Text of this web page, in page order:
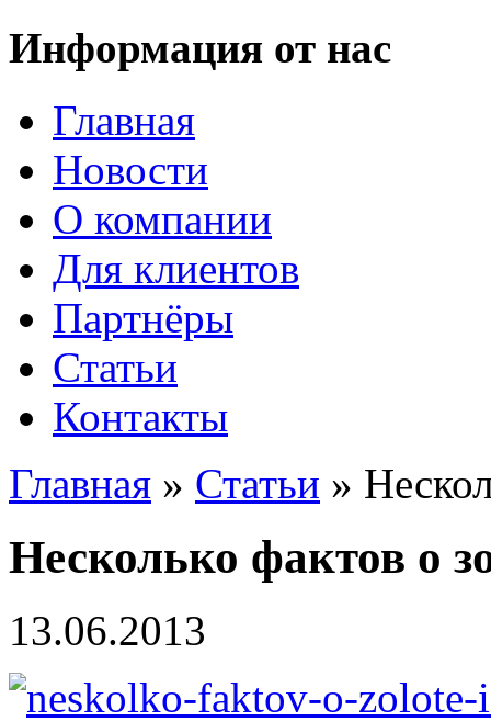
Информация от нас
Главная
Новости
О компании
Для клиентов
Партнёры
Статьи
Контакты
Главная » Статьи »
Несколько фактов о
13.06.2013